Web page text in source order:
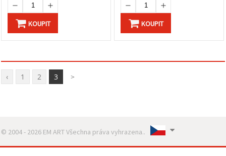
KOUPIT KOUPIT
‹ 1 2 3 >
© 2004 - 2026 EM ART Všechna práva vyhrazena..